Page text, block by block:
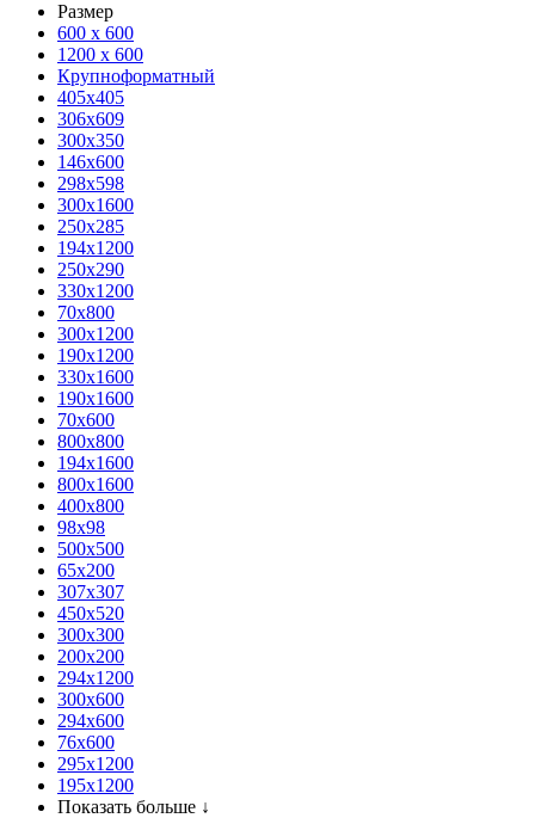
Размер
600 х 600
1200 х 600
Крупноформатный
405x405
306x609
300x350
146x600
298x598
300x1600
250x285
194x1200
250x290
330x1200
70x800
300x1200
190x1200
330x1600
190x1600
70x600
800x800
194x1600
800x1600
400х800
98x98
500x500
65x200
307x307
450x520
300x300
200x200
294x1200
300x600
294x600
76х600
295х1200
195х1200
Показать больше ↓